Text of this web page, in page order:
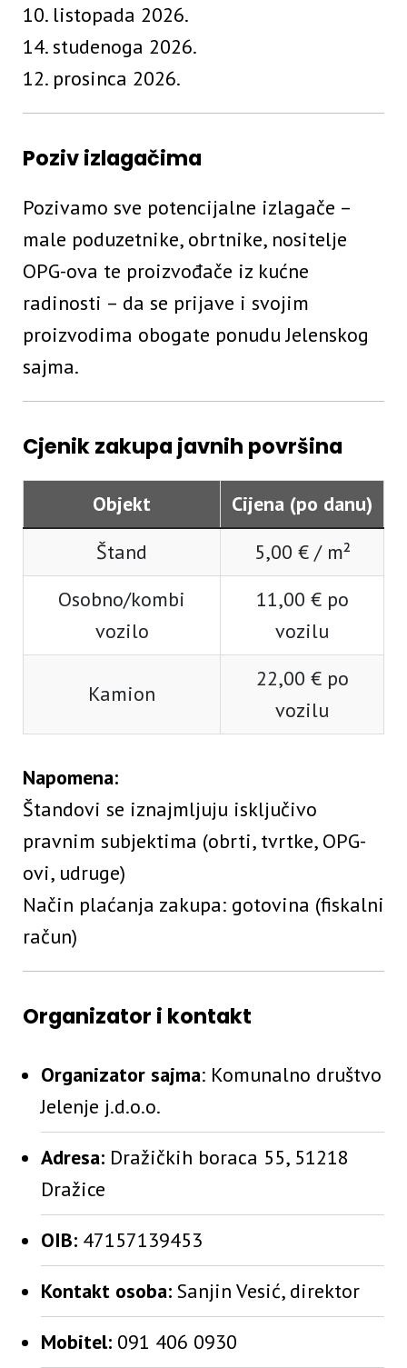
10. listopada 2026.
14. studenoga 2026.
12. prosinca 2026.
Poziv izlagačima
Pozivamo sve potencijalne izlagače –
male poduzetnike, obrtnike, nositelje
OPG-ova te proizvođače iz kućne
radinosti – da se prijave i svojim
proizvodima obogate ponudu Jelenskog
sajma.
Cjenik zakupa javnih površina
Objekt
Cijena (po danu)
Štand
5,00 € / m²
Osobno/kombi
vozilo
11,00 € po
vozilu
Kamion
22,00 € po
vozilu
Napomena:
Štandovi se iznajmljuju isključivo
pravnim subjektima (obrti, tvrtke, OPG-
ovi, udruge)
Način plaćanja zakupa: gotovina (fiskalni
račun)
Organizator i kontakt
Organizator sajma: Komunalno društvo
Jelenje j.d.o.o.
Adresa: Dražičkih boraca 55, 51218
Dražice
OIB: 47157139453
Kontakt osoba: Sanjin Vesić, direktor
Mobitel: 091 406 0930